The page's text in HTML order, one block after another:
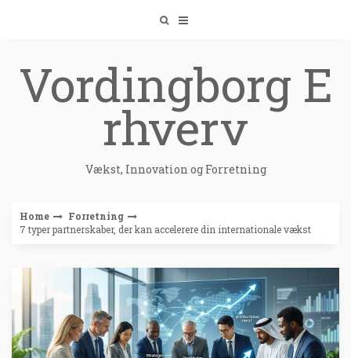
Vordingborg E
rhverv
Vækst, Innovation og Forretning
Home
Forretning
7 typer partnerskaber, der kan accelerere din internationale vækst